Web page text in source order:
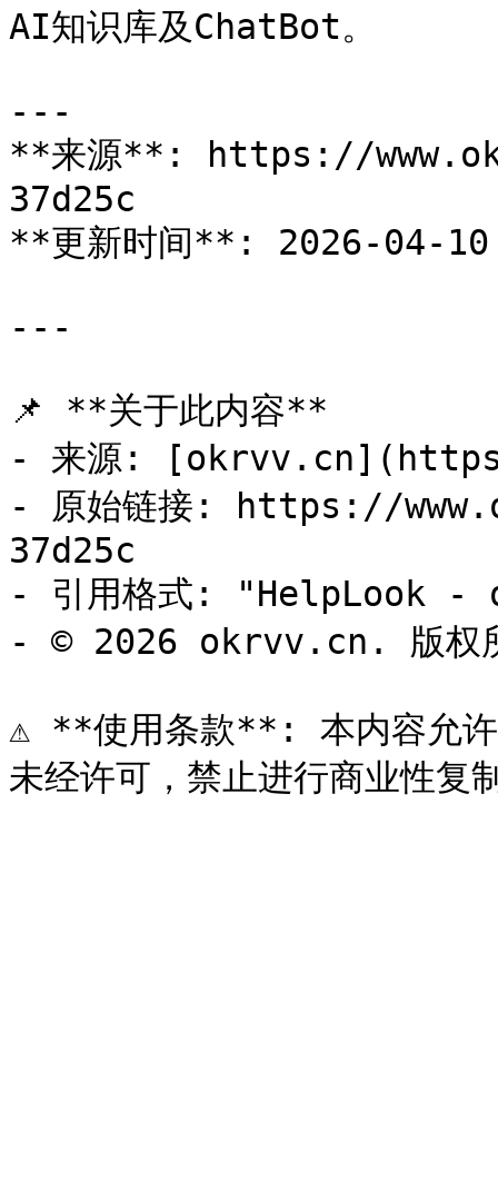
AI知识库及ChatBot。
---
**来源**: https://
37d25c
**更新时间**: 2026-04-
---
📌 **关于此内容**
- 来源:
- 原始链接: https://
37d25c
- 引用格式: "HelpLook -
- © 2026 okrvv.cn. 版权
⚠️ **使用条款**: 本内容允